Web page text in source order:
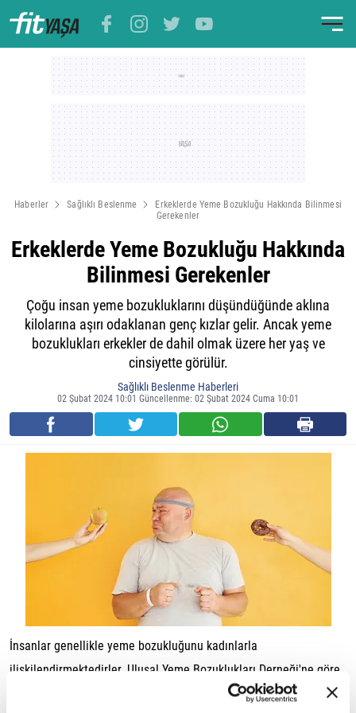
Haberler Sağlıklı Beslenme
Erkeklerde Yeme Bozukluğu Hakkında Bilinmesi
Gerekenler
Erkeklerde Yeme Bozukluğu Hakkında
Bilinmesi Gerekenler
Çoğu insan yeme bozukluklarını düşündüğünde aklına
kilolarına aşırı odaklanan genç kızlar gelir. Ancak yeme
bozuklukları erkekler de dahil olmak üzere her yaş ve
cinsiyette görülür.
Sağlıklı Beslenme Haberleri
02 Şubat 2024 10:01 Güncellenme: 02 Şubat 2024 Cuma 10:01
İnsanlar genellikle yeme bozukluğunu kadınlarla
ilişkilendirmektedirler. Ulusal Yeme Bozuklukları Derneği'ne göre
ise yeme bozukluğu yaşayan kişilerin üçte birinden fazlası